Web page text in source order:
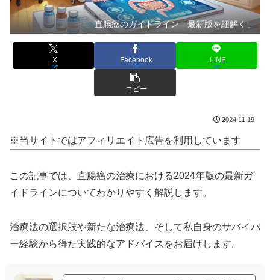
直腸癌のガイドライン「最新版を紐解く」
X Facebook LINE
コピー
2024.11.19
※当サイトではアフィリエイト広告を利用しています
この記事では、直腸癌の治療における2024年版の最新ガ
イドラインについてわかりやすく解説します。
治療法の選択肢や新たな治療法、そして私自身のサバイバ
ー経験から得た実践的なアドバイスをお届けします。